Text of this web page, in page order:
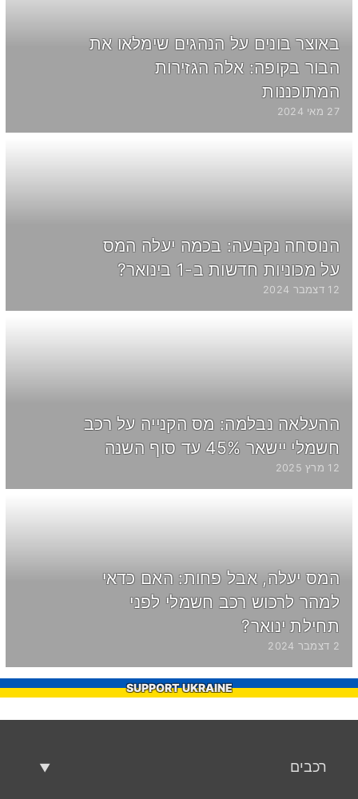
באוצר בונים על הנהגים שימלאו את
הבור בקופה: אלה הגזירות
המתוכננות
27 מאי 2024
הנוסחה נקבעה: בכמה יעלה המס
על מכוניות חדשות ב-1 בינואר?
12 דצמבר 2024
ההעלאה נבלמה: מס הקנייה על רכב
חשמלי יישאר 45% עד סוף השנה
12 מרץ 2025
המס יעלה, אבל פחות: האם כדאי
למהר לרכוש רכב חשמלי לפני
תחילת ינואר?
2 דצמבר 2024
SUPPORT UKRAINE
רכבים